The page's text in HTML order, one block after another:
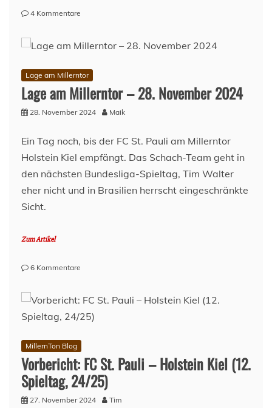
4 Kommentare
Verein
Fanszene
Lage am Millerntor
Lage am Millerntor – 28. November 2024
28. November 2024 Maik
Ein Tag noch, bis der FC St. Pauli am Millerntor
Holstein Kiel empfängt. Das Schach-Team geht in
den nächsten Bundesliga-Spieltag, Tim Walter
eher nicht und in Brasilien herrscht eingeschränkte
Sicht.
Zum Artikel
6 Kommentare
Millerntor
–
November
2024
MillernTon Blog
Vorbericht: FC St. Pauli – Holstein Kiel (12.
Spieltag, 24/25)
27. November 2024 Tim